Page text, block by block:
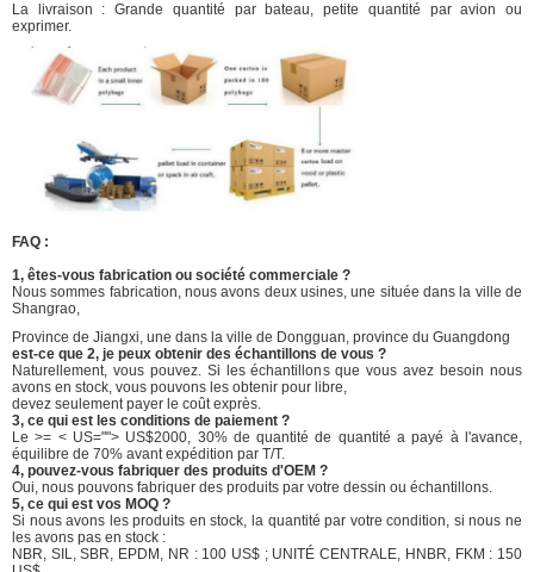
La livraison : Grande quantité par bateau, petite quantité par avion ou
exprimer.
FAQ :
1, êtes-vous fabrication ou société commerciale ?
Nous sommes fabrication, nous avons deux usines, une située dans la ville de
Shangrao,
Province de Jiangxi, une dans la ville de Dongguan, province du Guangdong
est-ce que 2, je peux obtenir des échantillons de vous ?
Naturellement, vous pouvez. Si les échantillons que vous avez besoin nous
avons en stock, vous pouvons les obtenir pour libre,
devez seulement payer le coût exprès.
3, ce qui est les conditions de paiement ?
Le >= < US=""> US$2000, 30% de quantité de quantité a payé à l'avance,
équilibre de 70% avant expédition par T/T.
4, pouvez-vous fabriquer des produits d'OEM ?
Oui, nous pouvons fabriquer des produits par votre dessin ou échantillons.
5, ce qui est vos MOQ ?
Si nous avons les produits en stock, la quantité par votre condition, si nous ne
les avons pas en stock :
NBR, SIL, SBR, EPDM, NR : 100 US$ ; UNITÉ CENTRALE, HNBR, FKM : 150